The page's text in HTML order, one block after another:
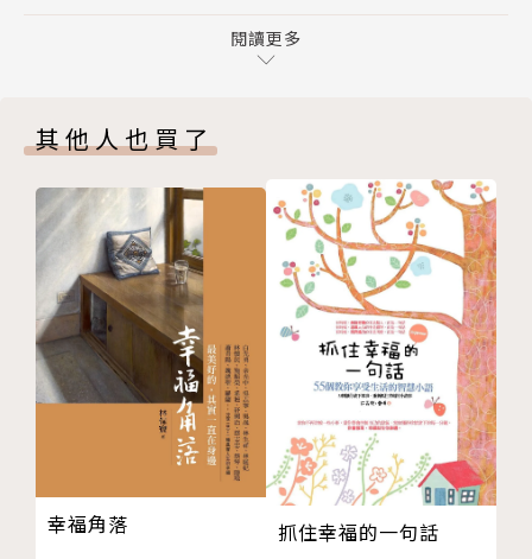
作者簡介
春天會館幸福團隊成立近三十年，採實體認證制嚴格篩
選單身會員，主要服務包括：排約交友、自我成長課
程、聯誼活動。
全台擁有六個服務據點，同時與廈門「百合網」、Dat
eMeNow跟我約會吧、好好玩旅行社共同攜手合作，
並於二○一七年上線全新交友服務網－約會專家，多方
位的交友平台，為的是更便利幫助未婚單身男女拓展人
際關係，找到另一半，並提供更多更廣的優質服務。
身為幸福的推手，春天會館多年來用心經營，以優質、
幸福的品牌形象，打造公開、安全的全方位交友平台，
讓更多單身男女在此擁抱愛情、幸福成家。
Chapter 2 遇見幸福首部曲眾裡尋你千百度
一見鍾情不是童話，如何打造完美的第一印象
— Column 2 —給你一雙透視眼：十二星座教戰手冊
（下）
Chapter 3 遇見幸福二部曲打造開啟幸福的鑰匙
莫急莫慌莫害怕！先從做朋友開始
溝通的三大工具
懂得笑，就能化解衝突！
當一個「狀況內」的溝通者
耐心，是一個強大的武器！
友達以上、戀人未滿─來場不ＮＧ的約會
— Column 3 — 給你一雙透視眼：生命靈數
番外篇❶ 遠離溝通地雷，才能成為溝通達人
閱讀更多
其他人也買了
幸福角落 抓住幸福的一句話